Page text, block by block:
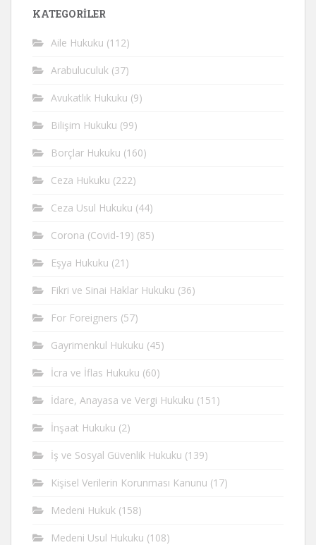
KATEGORİLER
Aile Hukuku (112)
Arabuluculuk (37)
Avukatlık Hukuku (9)
Bilişim Hukuku (99)
Borçlar Hukuku (160)
Ceza Hukuku (222)
Ceza Usul Hukuku (44)
Corona (Covid-19) (85)
Eşya Hukuku (21)
Fikri ve Sinai Haklar Hukuku (36)
For Foreigners (57)
Gayrimenkul Hukuku (45)
İcra ve İflas Hukuku (60)
İdare, Anayasa ve Vergi Hukuku (151)
İnşaat Hukuku (2)
İş ve Sosyal Güvenlik Hukuku (139)
Kişisel Verilerin Korunması Kanunu (17)
Medeni Hukuk (158)
Medeni Usul Hukuku (108)